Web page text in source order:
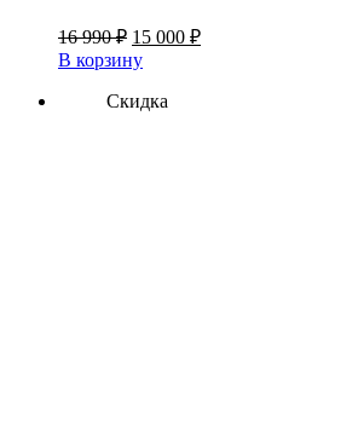
16 990₽ Первоначальная
цена
составляла
16
15 000 ₽Текущая
В корзину
Скидка